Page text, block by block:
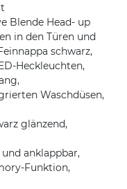
Blende Head- up
in den Türen und
schwarz,
Heckleuchten,
Waschdüsen,
glänzend,
anklappbar,
Funktion,